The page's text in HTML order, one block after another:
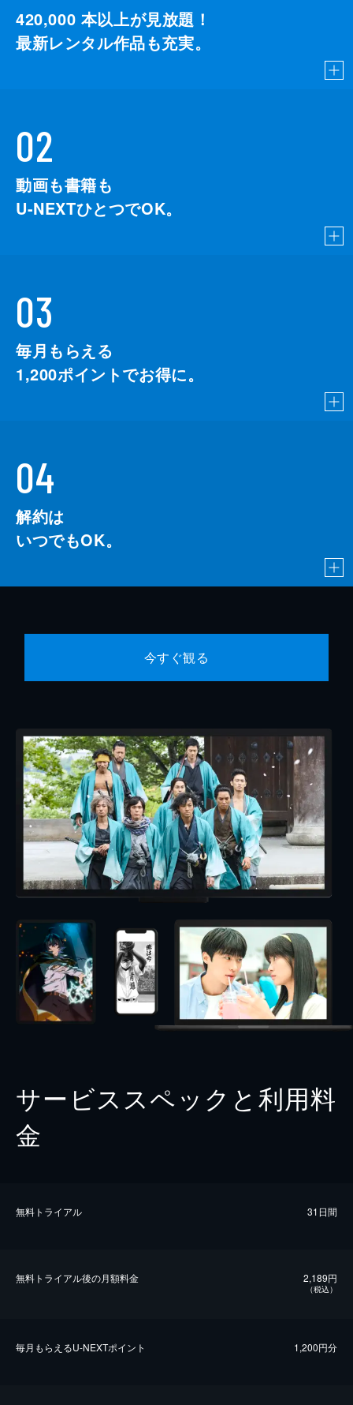
420,000 本以上が見放題！
最新レンタル作品も充実。
02
動画も書籍も
U-NEXTひとつでOK。
03
毎月もらえる
1,200ポイントでお得に。
04
解約は
いつでもOK。
今すぐ観る
サービススペックと利用料
金
無料トライアル 31日間
無料トライアル後の⽉額料金 2,189円
（税込）
毎⽉もらえるU-NEXTポイント 1,200円分